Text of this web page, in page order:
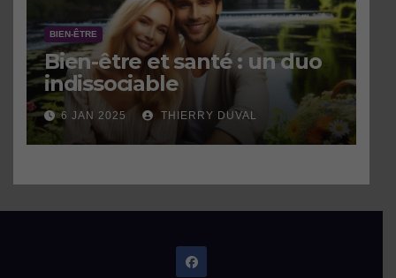
BIEN-ÊTRE
Bien-être et santé : un duo
indissociable
6 JAN 2025 THIERRY DUVAL